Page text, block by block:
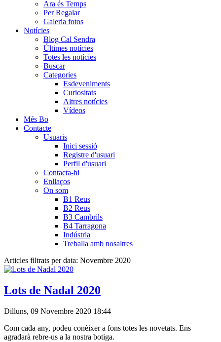
Ara és Temps
Per Regalar
Galeria fotos
Notícies
Blog Cal Sendra
Últimes notícies
Totes les notícies
Buscar
Categories
Esdeveniments
Curiositats
Altres notícies
Vídeos
Més Bo
Contacte
Usuaris
Inici sessió
Registre d'usuari
Perfil d'usuari
Contacta-hi
Enllaços
On som
B1 Reus
B2 Reus
B3 Cambrils
B4 Tarragona
Indústria
Treballa amb nosaltres
Articles filtrats per data: Novembre 2020
Lots de Nadal 2020
Dilluns, 09 Novembre 2020 18:44
Com cada any, podeu conèixer a fons totes les novetats. Ens
agradarà rebre-us a la nostra botiga.